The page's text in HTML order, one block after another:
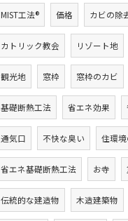
MIST工法® 価格 カビの除
カトリック教会 リゾート地
観光地 窓枠 窓枠のカビ
基礎断熱工法 省エネ効果
通気口 不快な臭い 住環
省エネ基礎断熱工法 お寺
伝統的な建造物 木造建築物